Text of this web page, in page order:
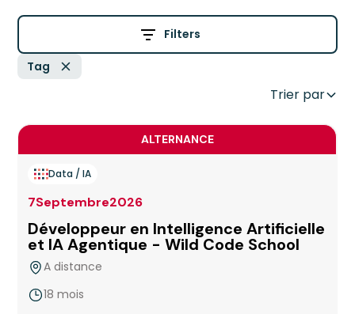
Filters
Tag
Trier par
ALTERNANCE
Data / IA
7Septembre2026
Développeur en Intelligence Artificielle
et IA Agentique - Wild Code School
A distance
18 mois